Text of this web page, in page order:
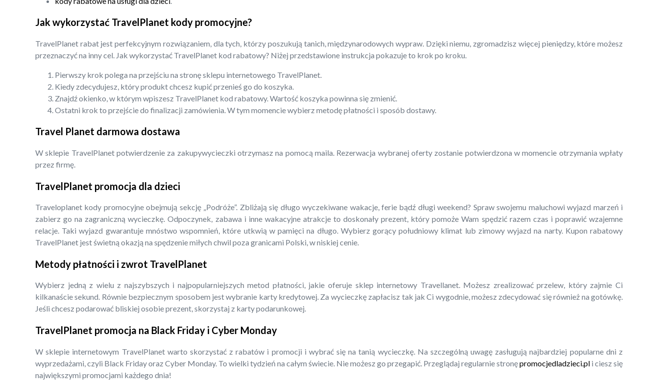
Jak wykorzystać TravelPlanet kody promocyjne?
TravelPlanet rabat jest perfekcyjnym rozwiązaniem, dla tych, którzy poszukują tanich, międzynarodowych wypraw. Dzięki niemu, zgromadzisz więcej pieniędzy, które możesz
przeznaczyć na inny cel. Jak wykorzystać TravelPlanet kod rabatowy? Niżej przedstawione instrukcja pokazuje to krok po kroku.
Pierwszy krok polega na przejściu na stronę sklepu internetowego TravelPlanet.
Kiedy zdecydujesz, który produkt chcesz kupić przenieś go do koszyka.
Znajdź okienko, w którym wpiszesz TravelPlanet kod rabatowy. Wartość koszyka powinna się zmienić.
Ostatni krok to przejście do finalizacji zamówienia. W tym momencie wybierz metodę płatności i sposób dostawy.
Travel Planet darmowa dostawa
W sklepie TravelPlanet potwierdzenie za zakupywycieczki otrzymasz na pomocą maila. Rezerwacja wybranej oferty zostanie potwierdzona w momencie otrzymania wpłaty
przez firmę.
TravelPlanet promocja dla dzieci
Traveloplanet kody promocyjne obejmują sekcję „Podróże”. Zbliżają się długo wyczekiwane wakacje, ferie bądź długi weekend? Spraw swojemu maluchowi wyjazd marzeń i
zabierz go na zagraniczną wycieczkę. Odpoczynek, zabawa i inne wakacyjne atrakcje to doskonały prezent, który pomoże Wam spędzić razem czas i poprawić wzajemne
relacje. Taki wyjazd gwarantuje mnóstwo wspomnień, które utkwią w pamięci na długo. Wybierz gorący południowy klimat lub zimowy wyjazd na narty. Kupon rabatowy
TravelPlanet jest świetną okazją na spędzenie miłych chwil poza granicami Polski, w niskiej cenie.
Metody płatności i zwrot TravelPlanet
Wybierz jedną z wielu z najszybszych i najpopularniejszych metod płatności, jakie oferuje sklep internetowy Travellanet. Możesz zrealizować przelew, który zajmie Ci
kilkanaście sekund. Równie bezpiecznym sposobem jest wybranie karty kredytowej. Za wycieczkę zapłacisz tak jak Ci wygodnie, możesz zdecydować się również na gotówkę.
Jeśli chcesz podarować bliskiej osobie prezent, skorzystaj z karty podarunkowej.
TravelPlanet promocja na Black Friday i Cyber Monday
W sklepie internetowym TravelPlanet warto skorzystać z rabatów i promocji i wybrać się na tanią wycieczkę. Na szczególną uwagę zasługują najbardziej popularne dni z
wyprzedażami, czyli Black Friday oraz Cyber Monday. To wielki tydzień na całym świecie. Nie możesz go przegapić. Przeglądaj regularnie stronępromocjedladzieci.pl i ciesz się
największymi promocjami każdego dnia!